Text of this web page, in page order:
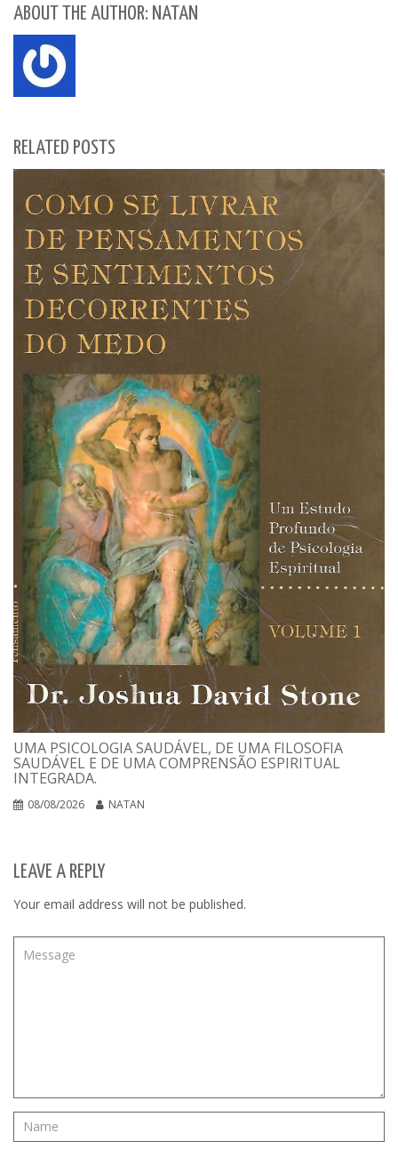
ABOUT THE AUTHOR: NATAN
RELATED POSTS
UMA PSICOLOGIA SAUDÁVEL, DE UMA FILOSOFIA
SAUDÁVEL E DE UMA COMPRENSÃO ESPIRITUAL
INTEGRADA.
08/08/2026 NATAN
LEAVE A REPLY
Your email address will not be published.